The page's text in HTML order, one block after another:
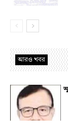
আরও খবর